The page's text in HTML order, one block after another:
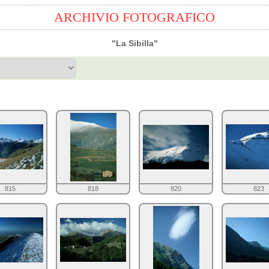
ARCHIVIO FOTOGRAFICO
"La Sibilla"
815 818 820 823